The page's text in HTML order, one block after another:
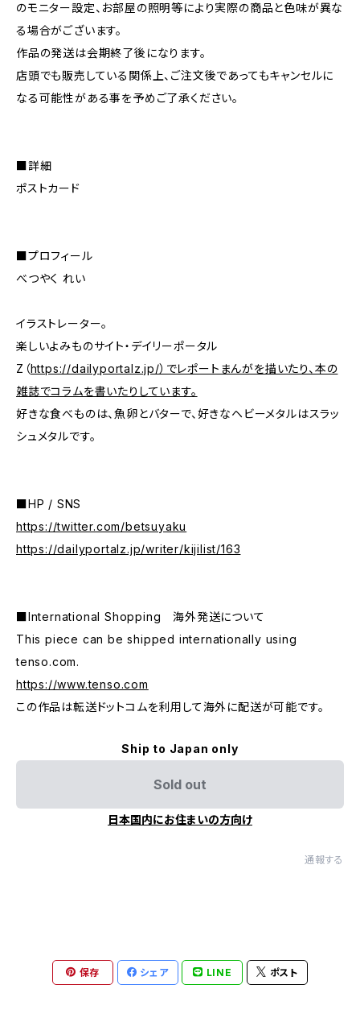
のモニター設定、お部屋の照明等により実際の商品と色味が異な
る場合がございます。
作品の発送は会期終了後になります。
店頭でも販売している関係上、ご注文後であってもキャンセルに
なる可能性がある事を予めご了承ください。
■詳細
ポストカード
■プロフィール
べつやく れい
イラストレーター。
楽しいよみものサイト・デイリーポータル
Z（https://dailyportalz.jp/）でレポートまんがを描いたり、本の
雑誌でコラムを書いたりしています。
好きな食べものは、魚卵とバターで、好きなヘビーメタルはスラッ
シュメタルです。
■HP / SNS
https://twitter.com/betsuyaku
https://dailyportalz.jp/writer/kijilist/163
■International Shopping 海外発送について
This piece can be shipped internationally using
tenso.com.
https://www.tenso.com
この作品は転送ドットコムを利用して海外に配送が可能です。
Ship to Japan only
Sold out
日本国内にお住まいの方向け
通報する
保存 シェア LINE ポスト